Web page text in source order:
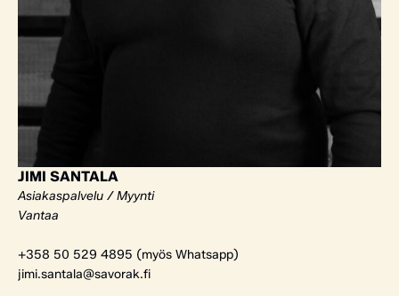
JIMI SANTALA
Asiakaspalvelu / Myynti
Vantaa
+358 50 529 4895 (myös Whatsapp)
jimi.santala@savorak.fi